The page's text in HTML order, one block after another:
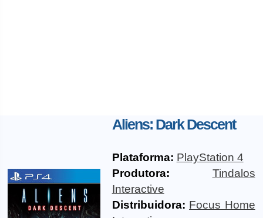
Aliens: Dark Descent
Plataforma: PlayStation 4
Produtora:
Tindalos
Interactive
Distribuidora: Focus Home